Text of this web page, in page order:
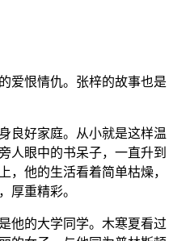
爱恨情仇。张梓的故事也是
良好家庭。从小就是这样温
人眼中的书呆子，一直升到
，他的生活看着简单枯燥，
厚重精彩。
他的大学同学。木寒夏看过